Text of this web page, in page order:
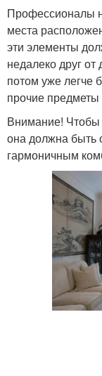
Профессионалы
места
эти элементы
недалеко друг от
потом уже легче
прочие предметы
Внимание! Чтобы
она должна быть
гармоничным